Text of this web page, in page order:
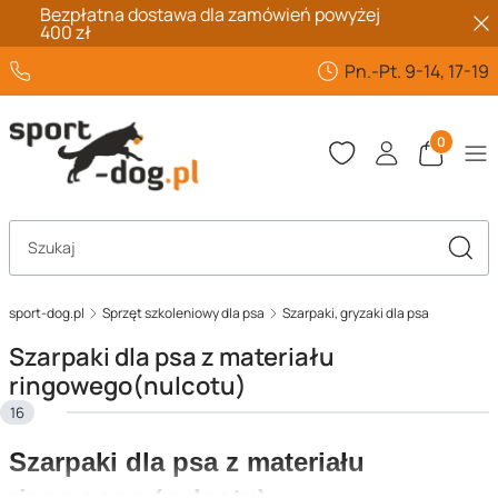
Bezpłatna dostawa dla zamówień powyżej
400 zł
Pn.-Pt. 9-14, 17-19
Produkty
Otwórz wyszukiwarkę
sport-dog.pl Sprzęt szkoleniowy dla psa Szarpaki, gryzaki dla psa
Szarpaki dla psa z materiału
ringowego(nulcotu)
16
Szarpaki dla psa z materiału